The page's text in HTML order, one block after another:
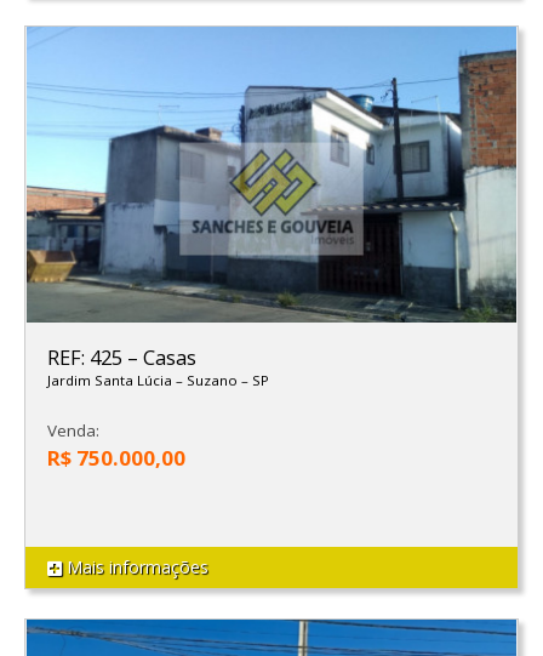
REF: 425 – Casas
Jardim Santa Lúcia – Suzano – SP
Venda:
R$ 750.000,00
Mais informações